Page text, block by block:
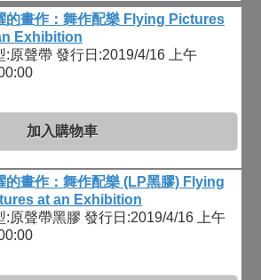
的畫作：舞作配樂 Flying Pictures
Exhibition
:原聲帶 發行日:2019/4/16 上午
加入購物車
的畫作：舞作配樂 (LP黑膠) Flying
at an Exhibition
:原聲帶黑膠 發行日:2019/4/16 上午